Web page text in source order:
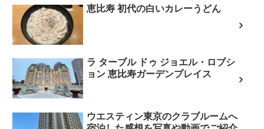
恵比寿 初代の白いカレーうどん
ラ ターブル ドゥ ジョエル・ロブシ
ョン 恵比寿ガーデンプレイス
ウエスティン東京のクラブルームへ